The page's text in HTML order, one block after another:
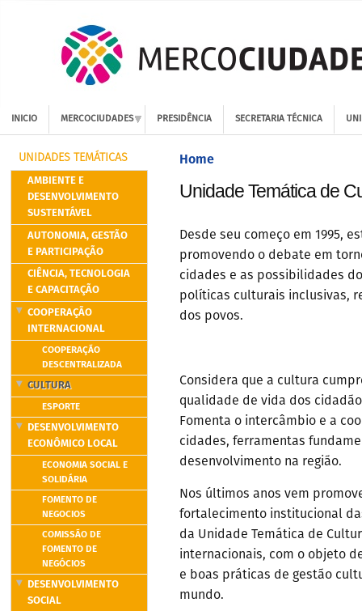
INICIO MERCOCIUDADES PRESIDÊNCIA SECRETARIA TÉCNICA
UNIDADES TEMÁTICAS
AMBIENTE E
DESENVOLVIMENTO
SUSTENTÁVEL
AUTONOMIA, GESTÃO
E PARTICIPAÇÃO
CIÊNCIA, TECNOLOGIA
E CAPACITAÇÃO
COOPERAÇÃO
INTERNACIONAL
COOPERAÇÃO
DESCENTRALIZADA
CULTURA
ESPORTE
DESENVOLVIMENTO
ECONÔMICO LOCAL
ECONOMIA SOCIAL E
SOLIDÁRIA
FOMENTO DE
NEGOCIOS
COMISSÃO DE
FOMENTO DE
NEGÓCIOS
DESENVOLVIMENTO
SOCIAL
Home
Unidade Temática de
Desde seu começo em 1995,
promovendo o debate em
cidades e as possibilidades
políticas culturais inclusivas,
dos povos.
Considera que a cultura
qualidade de vida dos
Fomenta o intercâmbio e a
cidades, ferramentas
desenvolvimento na região.
Nos últimos anos vem
fortalecimento institucional
da Unidade Temática de
internacionais, com o objeto
e boas práticas de gestão
mundo.